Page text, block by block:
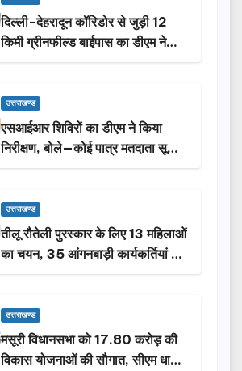
दिल्ली-देहरादून कॉरिडोर से जुड़ी 12
किमी ग्रीनफील्ड बाईपास का डीएम ने
किया निरीक्षण…
उत्तराखण्ड
एसआईआर शिविरों का डीएम ने किया
निरीक्षण, बोले—कोई पात्र मतदाता सूची
से न छूटे…
उत्तराखण्ड
तीलू रौतेली पुरस्कार के लिए 13 महिलाओं
का चयन, 35 आंगनबाड़ी कार्यकर्तियां भी
होंगी सम्मानित…
उत्तराखण्ड
मसूरी विधानसभा को 17.80 करोड़ की
विकास योजनाओं की सौगात, सीएम धामी